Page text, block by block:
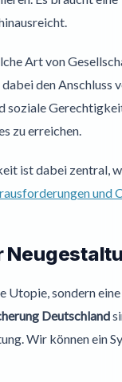
Art von
den Anschluss
soziale
zu erreichen.
ist dabei zentral,
und
Utopie, sondern
Deutschland
Wir können ein